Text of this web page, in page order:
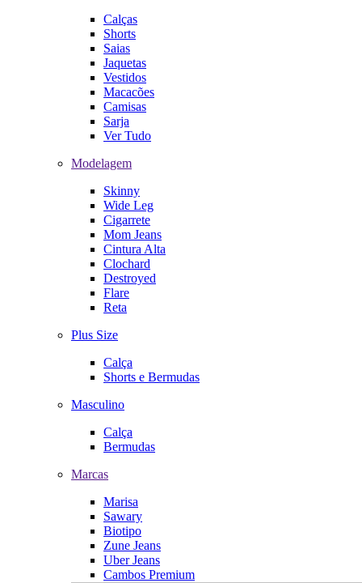
Calças
Shorts
Saias
Jaquetas
Vestidos
Macacões
Camisas
Sarja
Ver Tudo
Modelagem
Skinny
Wide Leg
Cigarrete
Mom Jeans
Cintura Alta
Clochard
Destroyed
Flare
Reta
Plus Size
Calça
Shorts e Bermudas
Masculino
Calça
Bermudas
Marcas
Marisa
Sawary
Biotipo
Zune Jeans
Uber Jeans
Cambos Premium